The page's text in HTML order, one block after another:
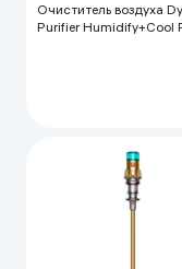
Очиститель воздуха
Purifier Humidify+Cool